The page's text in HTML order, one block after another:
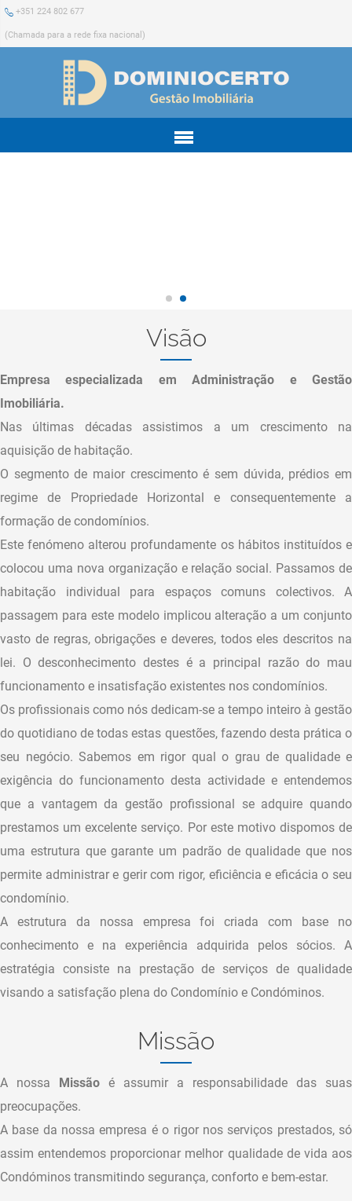
+351 224 802 677
(Chamada para a rede fixa nacional)
Menu
Visão
Empresa especializada em Administração e Gestão
Imobiliária.
Nas últimas décadas assistimos a um crescimento na
aquisição de habitação.
O segmento de maior crescimento é sem dúvida, prédios em
regime de Propriedade Horizontal e consequentemente a
formação de condomínios.
Este fenómeno alterou profundamente os hábitos instituídos e
colocou uma nova organização e relação social. Passamos de
habitação individual para espaços comuns colectivos. A
passagem para este modelo implicou alteração a um conjunto
vasto de regras, obrigações e deveres, todos eles descritos na
lei. O desconhecimento destes é a principal razão do mau
funcionamento e insatisfação existentes nos condomínios.
Os profissionais como nós dedicam-se a tempo inteiro à gestão
do quotidiano de todas estas questões, fazendo desta prática o
seu negócio. Sabemos em rigor qual o grau de qualidade e
exigência do funcionamento desta actividade e entendemos
que a vantagem da gestão profissional se adquire quando
prestamos um excelente serviço. Por este motivo dispomos de
uma estrutura que garante um padrão de qualidade que nos
permite administrar e gerir com rigor, eficiência e eficácia o seu
condomínio.
A estrutura da nossa empresa foi criada com base no
conhecimento e na experiência adquirida pelos sócios. A
estratégia consiste na prestação de serviços de qualidade
visando a satisfação plena do Condomínio e Condóminos.
Missão
A nossa Missão é assumir a responsabilidade das suas
preocupações.
A base da nossa empresa é o rigor nos serviços prestados, só
assim entendemos proporcionar melhor qualidade de vida aos
Condóminos transmitindo segurança, conforto e bem-estar.